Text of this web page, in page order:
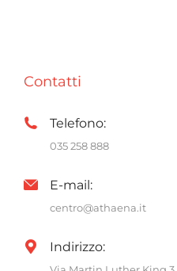
Contatti
Telefono:
035 258 888
E-mail:
centro@athaena.it
Indirizzo: